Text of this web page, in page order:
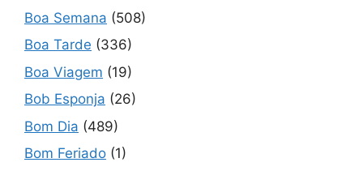
Boa Semana (508)
Boa Tarde (336)
Boa Viagem (19)
Bob Esponja (26)
Bom Dia (489)
Bom Feriado (1)